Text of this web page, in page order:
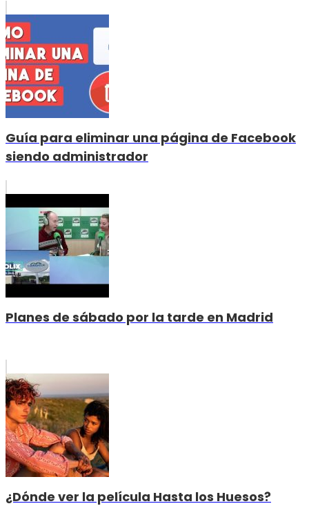
Guía para eliminar una página de Facebook
siendo administrador
Planes de sábado por la tarde en Madrid
¿Dónde ver la película Hasta los Huesos?